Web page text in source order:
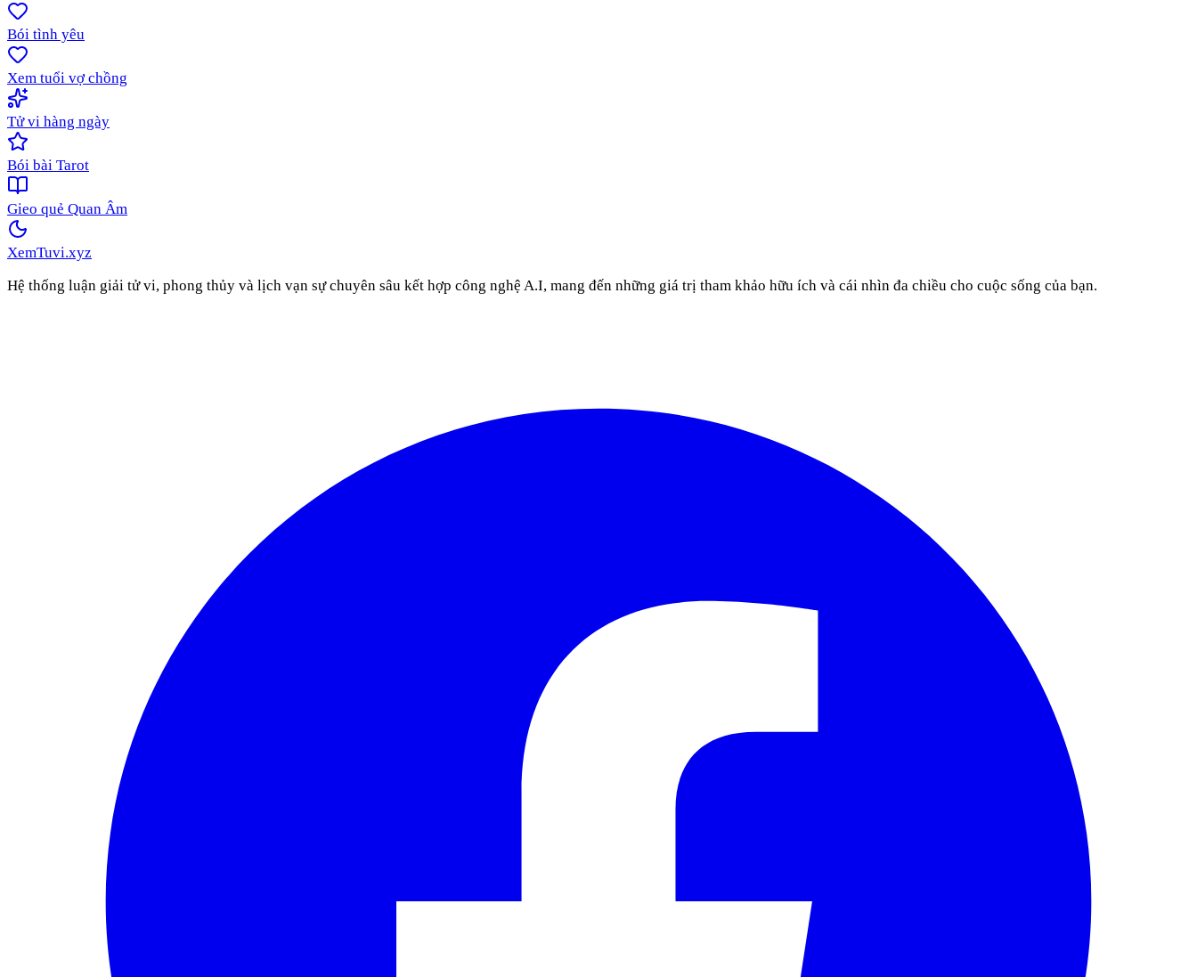
Bói tình yêu
Xem tuổi vợ chồng
Tử vi hàng ngày
Bói bài Tarot
Gieo quẻ Quan Âm
XemTuvi.xyz
Hệ thống luận giải tử vi, phong thủy và lịch vạn sự chuyên sâu kết hợp công nghệ A.I, mang đến những giá trị tham khảo hữu ích và cái nhìn đa chiều cho cuộc sống của bạn.